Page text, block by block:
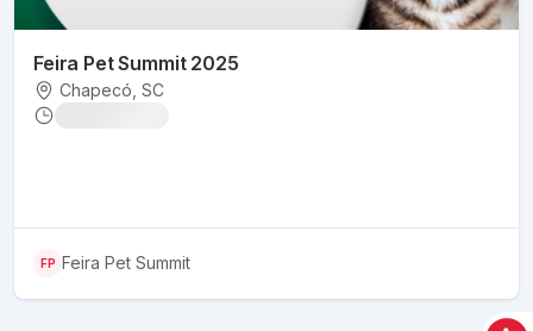
Feira Pet Summit 2025
Chapecó , SC
FP Feira Pet Summit